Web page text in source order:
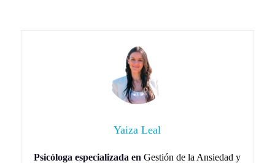
Yaiza Leal
Psicóloga especializada enGestión de la Ansiedad y